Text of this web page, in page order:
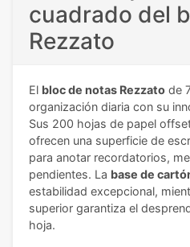
cuadrado del
Rezzato
El bloc de notas Rezzato de
organización diaria con su
Sus 200 hojas de papel
ofrecen una superficie de
para anotar recordatorios,
pendientes. La base de
estabilidad excepcional,
superior garantiza el
hoja.